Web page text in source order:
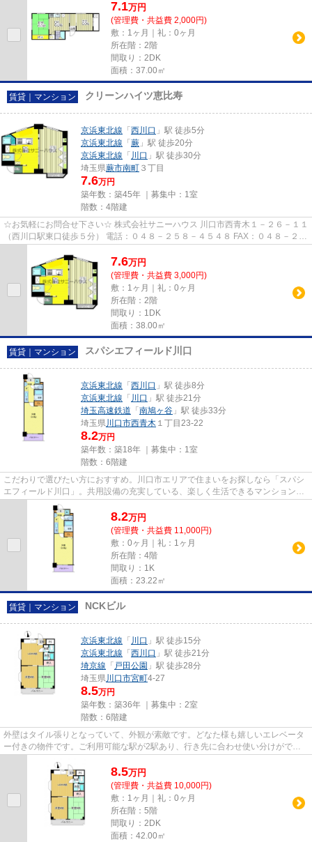
7.1万円
(管理費・共益費 2,000円)
敷：1ヶ月｜礼：0ヶ月
所在階：2階
間取り：2DK
面積：37.00㎡
賃貸｜マンション クリーンハイツ恵比寿
京浜東北線 「 西川口 」駅 徒歩5分
京浜東北線 「 蕨 」駅 徒歩20分
京浜東北線 「 川口 」駅 徒歩30分
埼玉県蕨市南町 ３丁目
7.6万円
築年数：築45年 ｜募集中： 1室
階数：4階建
☆お気軽にお問合せ下さい☆ 株式会社サニーハウス 川口市西青木１－２６－１１
（西川口駅東口徒歩５分） 電話：０４８－２５８－４５４８ FAX：０４８－２５
7.6万円
(管理費・共益費 3,000円)
敷：1ヶ月｜礼：0ヶ月
所在階：2階
間取り：1DK
面積：38.00㎡
賃貸｜マンション スパシエフィールド川口
京浜東北線 「 西川口 」駅 徒歩8分
京浜東北線 「 川口 」駅 徒歩21分
埼玉高速鉄道 「 南鳩ヶ谷 」駅 徒歩33分
埼玉県川口市西青木 １丁目23-22
8.2万円
築年数：築18年 ｜募集中： 1室
階数：6階建
こだわりで選びたい方におすすめ。川口市エリアで住まいをお探しなら「スパシ
エフィールド川口」。共用設備の充実している、楽しく生活できるマンションで
す。こちらはエレベーター付...
8.2万円
(管理費・共益費 11,000円)
敷：0ヶ月｜礼：1ヶ月
所在階：4階
間取り：1K
面積：23.22㎡
賃貸｜マンション NCKビル
京浜東北線 「 川口 」駅 徒歩15分
京浜東北線 「 西川口 」駅 徒歩21分
埼京線 「 戸田公園 」駅 徒歩28分
埼玉県川口市宮町4-27
8.5万円
築年数：築36年 ｜募集中： 2室
階数：6階建
外壁はタイル張りとなっていて、外観が素敵です。どなた様も嬉しいエレベータ
ー付きの物件です。ご利用可能な駅が2駅あり、行き先に合わせ使い分けができ
8.5万円
(管理費・共益費 10,000円)
敷：1ヶ月｜礼：0ヶ月
所在階：5階
間取り：2DK
面積：42.00㎡